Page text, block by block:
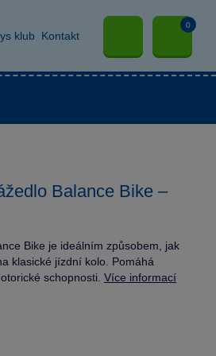
klub Kontakt
0
Balance Bike –
Bike je ideálním způsobem, jak
klasické jízdní kolo. Pomáhá
schopnosti. Více informací